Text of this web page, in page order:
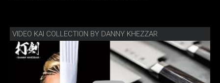
VIDEO KAI COLLECTION BY DANNY KHEZZAR